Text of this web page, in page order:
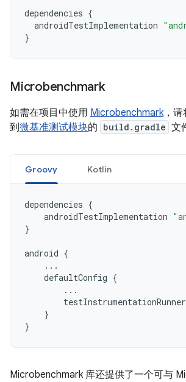
dependencies {
androidTestImplementation
}
Microbenchmark
如需在项目中使用 Microbenchmark，请
到微基准测试模块的 build.gradle 文
Groovy Kotlin
dependencies {
androidTestImplementation
}
android {
...
defaultConfig {
...
testInstrumentationRunner
}
}
Microbenchmark 库还提供了一个可与